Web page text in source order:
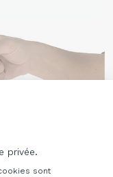
privée.
:
sont